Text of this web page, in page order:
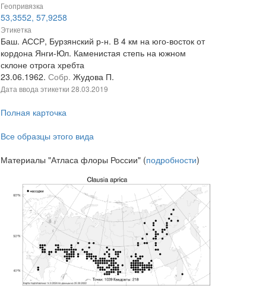
Геопривязка
53,3552, 57,9258
Этикетка
Баш. АССР, Бурзянский р-н. В 4 км на юго-восток от
кордона Янги-Юл. Каменистая степь на южном
склоне отрога хребта
23.06.1962. Собр. Жудова П.
Дата ввода этикетки 28.03.2019
Полная карточка
Все образцы этого вида
Материалы "Атласа флоры России" (подробности)